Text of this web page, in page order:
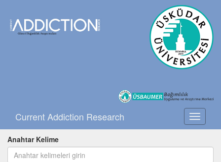
Toggle
Current Addiction Research
Anahtar Kelime